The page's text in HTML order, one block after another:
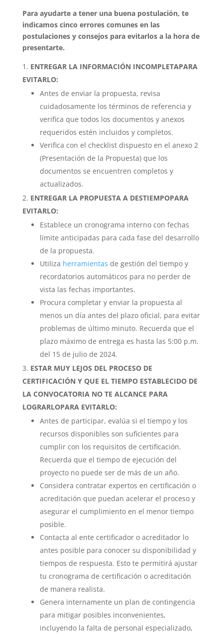
Para ayudarte a tener una buena postulación, te
indicamos cinco errores comunes en las
postulaciones y consejos para evitarlos a la hora de
presentarte.
ENTREGAR LA INFORMACIÓN INCOMPLETAPARA
EVITARLO:
Antes de enviar la propuesta, revisa
cuidadosamente los términos de referencia y
verifica que todos los documentos y anexos
requeridos estén incluidos y completos.
Verifica con el checklist dispuesto en el anexo 2
(Presentación de la Propuesta) que los
documentos se encuentren completos y
actualizados.
ENTREGAR LA PROPUESTA A DESTIEMPOPARA
EVITARLO:
Establece un cronograma interno con fechas
límite anticipadas para cada fase del desarrollo
de la propuesta.
Utiliza herramientas de gestión del tiempo y
recordatorios automáticos para no perder de
vista las fechas importantes.
Procura completar y enviar la propuesta al
menos un día antes del plazo oficial, para evitar
problemas de último minuto. Recuerda que el
plazo máximo de entrega es hasta las 5:00 p.m.
del 15 de julio de 2024.
ESTAR MUY LEJOS DEL PROCESO DE
CERTIFICACIÓN Y QUE EL TIEMPO ESTABLECIDO DE
LA CONVOCATORIA NO TE ALCANCE PARA
LOGRARLOPARA EVITARLO:
Antes de participar, evalúa si el tiempo y los
recursos disponibles son suficientes para
cumplir con los requisitos de certificación.
Recuerda que el tiempo de ejecución del
proyecto no puede ser de más de un año.
Considera contratar expertos en certificación o
acreditación que puedan acelerar el proceso y
asegurar el cumplimiento en el menor tiempo
posible.
Contacta al ente certificador o acreditador lo
antes posible para conocer su disponibilidad y
tiempos de respuesta. Esto te permitirá ajustar
tu cronograma de certificación o acreditación
de manera realista.
Genera internamente un plan de contingencia
para mitigar posibles inconvenientes,
incluyendo la falta de personal especializado,